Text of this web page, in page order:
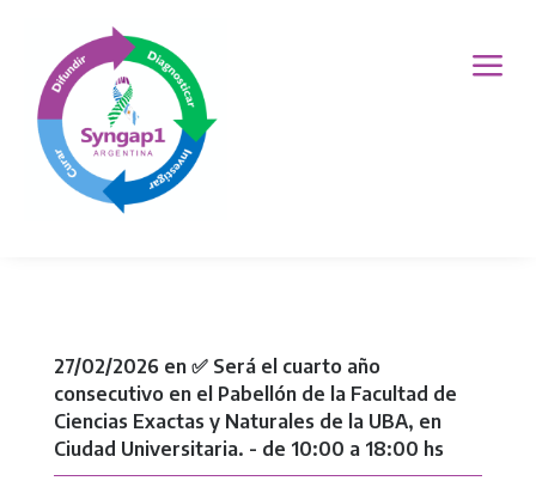
a
27/02/2026 en ✅ Será el cuarto año
consecutivo en el Pabellón de la Facultad de
Ciencias Exactas y Naturales de la UBA, en
Ciudad Universitaria. - de 10:00 a 18:00 hs